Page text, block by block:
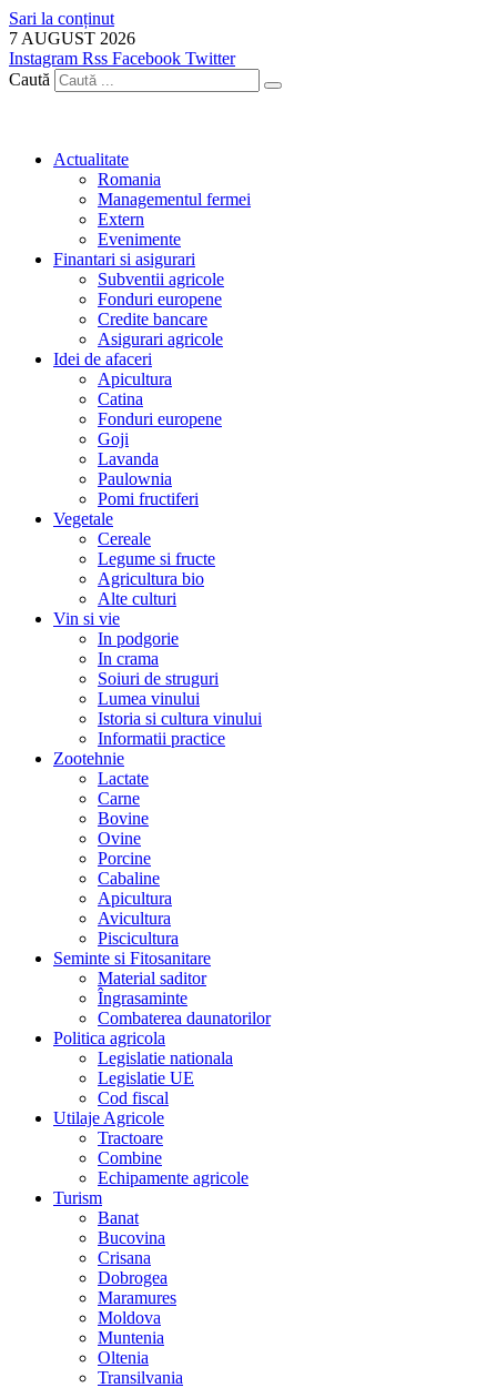
Sari la conținut
7 AUGUST 2026
Instagram Rss Facebook Twitter
Caută
Actualitate
Romania
Managementul fermei
Extern
Evenimente
Finantari si asigurari
Subventii agricole
Fonduri europene
Credite bancare
Asigurari agricole
Idei de afaceri
Apicultura
Catina
Fonduri europene
Goji
Lavanda
Paulownia
Pomi fructiferi
Vegetale
Cereale
Legume si fructe
Agricultura bio
Alte culturi
Vin si vie
In podgorie
In crama
Soiuri de struguri
Lumea vinului
Istoria si cultura vinului
Informatii practice
Zootehnie
Lactate
Carne
Bovine
Ovine
Porcine
Cabaline
Apicultura
Avicultura
Piscicultura
Seminte si Fitosanitare
Material saditor
Îngrasaminte
Combaterea daunatorilor
Politica agricola
Legislatie nationala
Legislatie UE
Cod fiscal
Utilaje Agricole
Tractoare
Combine
Echipamente agricole
Turism
Banat
Bucovina
Crisana
Dobrogea
Maramures
Moldova
Muntenia
Oltenia
Transilvania